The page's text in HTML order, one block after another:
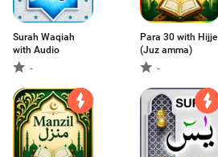
Surah Waqiah
with Audio
-
Para 30 with Hijje
(Juz amma)
-